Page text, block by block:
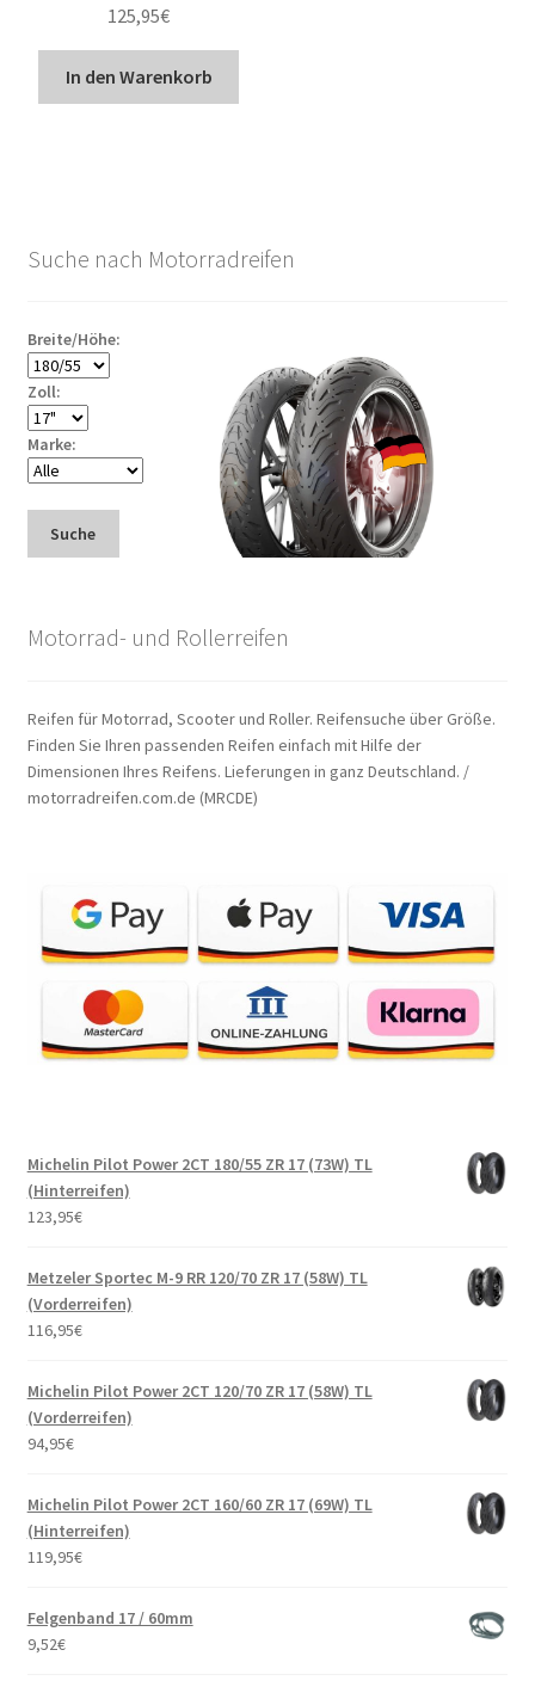
125,95€
In den Warenkorb
Suche nach Motorradreifen
Breite/Höhe:
Zoll:
Marke:
Suche
Motorrad- und Rollerreifen
Reifen für Motorrad, Scooter und Roller. Reifensuche über Größe.
Finden Sie Ihren passenden Reifen einfach mit Hilfe der
Dimensionen Ihres Reifens. Lieferungen in ganz Deutschland. /
motorradreifen.com.de (MRCDE)
Michelin Pilot Power 2CT 180/55 ZR 17 (73W) TL
(Hinterreifen)
123,95€
Metzeler Sportec M-9 RR 120/70 ZR 17 (58W) TL
(Vorderreifen)
116,95€
Michelin Pilot Power 2CT 120/70 ZR 17 (58W) TL
(Vorderreifen)
94,95€
Michelin Pilot Power 2CT 160/60 ZR 17 (69W) TL
(Hinterreifen)
119,95€
Felgenband 17 / 60mm
9,52€